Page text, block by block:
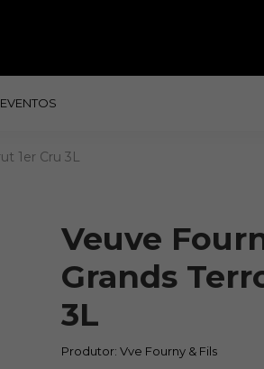
EVENTOS
1er Cru 3L
Veuve
Grands
3L
Produtor: Vve Fourny & Fils